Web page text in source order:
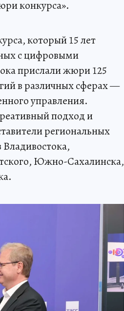
конкурса».
который 15 лет
с цифровыми
прислали жюри 125
в различных сферах —
управления.
подход и
региональных
Южно-Сахалинска,